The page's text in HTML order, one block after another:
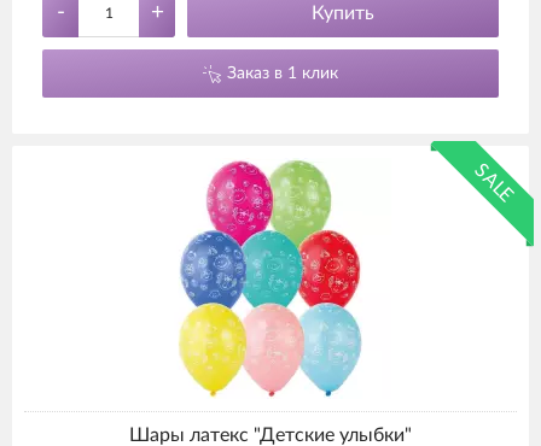
- + Купить
Заказ в 1 клик
SALE
Шары латекс "Детские улыбки"